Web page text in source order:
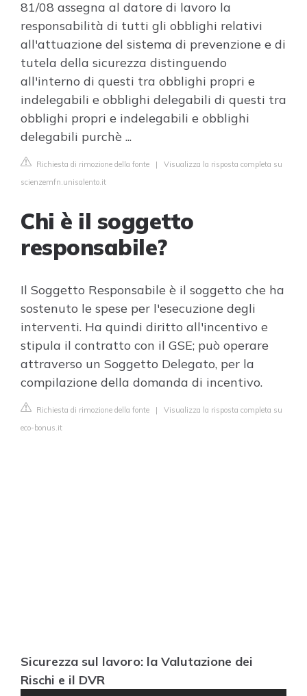
81/08 assegna al datore di lavoro la
responsabilità di tutti gli obblighi relativi
all'attuazione del sistema di prevenzione e di
tutela della sicurezza distinguendo
all'interno di questi tra obblighi propri e
indelegabili e obblighi delegabili di questi tra
obblighi propri e indelegabili e obblighi
delegabili purchè ...
Richiesta di rimozione della fonte | Visualizza la risposta completa su
scienzemfn.unisalento.it
Chi è il soggetto
responsabile?
​Il Soggetto Responsabile è il soggetto che ha
sostenuto le spese per l'esecuzione degli
interventi. Ha quindi diritto all'incentivo e
stipula il contratto con il GSE; può operare
attraverso un Soggetto Delegato, per la
compilazione della domanda di incentivo.
Richiesta di rimozione della fonte | Visualizza la risposta completa su
eco-bonus.it
Sicurezza sul lavoro: la Valutazione dei
Rischi e il DVR